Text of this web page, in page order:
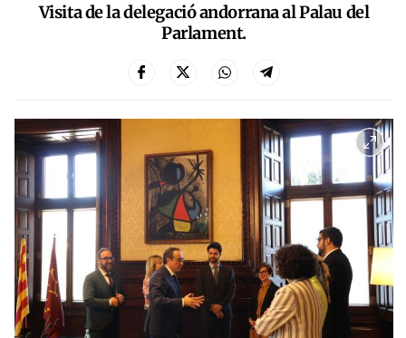
Visita de la delegació andorrana al Palau del
Parlament.